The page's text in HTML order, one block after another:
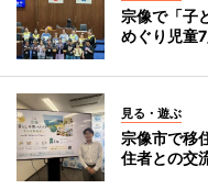
宗像で「子
めぐり児童
見る・遊ぶ
宗像市で移
住者との交